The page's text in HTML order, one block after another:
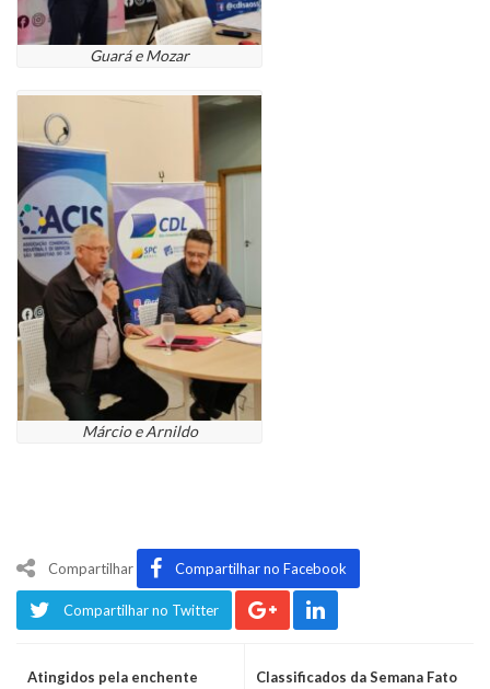
Guará e Mozar
Márcio e Arnildo
Compartilhar Compartilhar no Facebook
Compartilhar no Twitter
Atingidos pela enchente
Classificados da Semana Fato